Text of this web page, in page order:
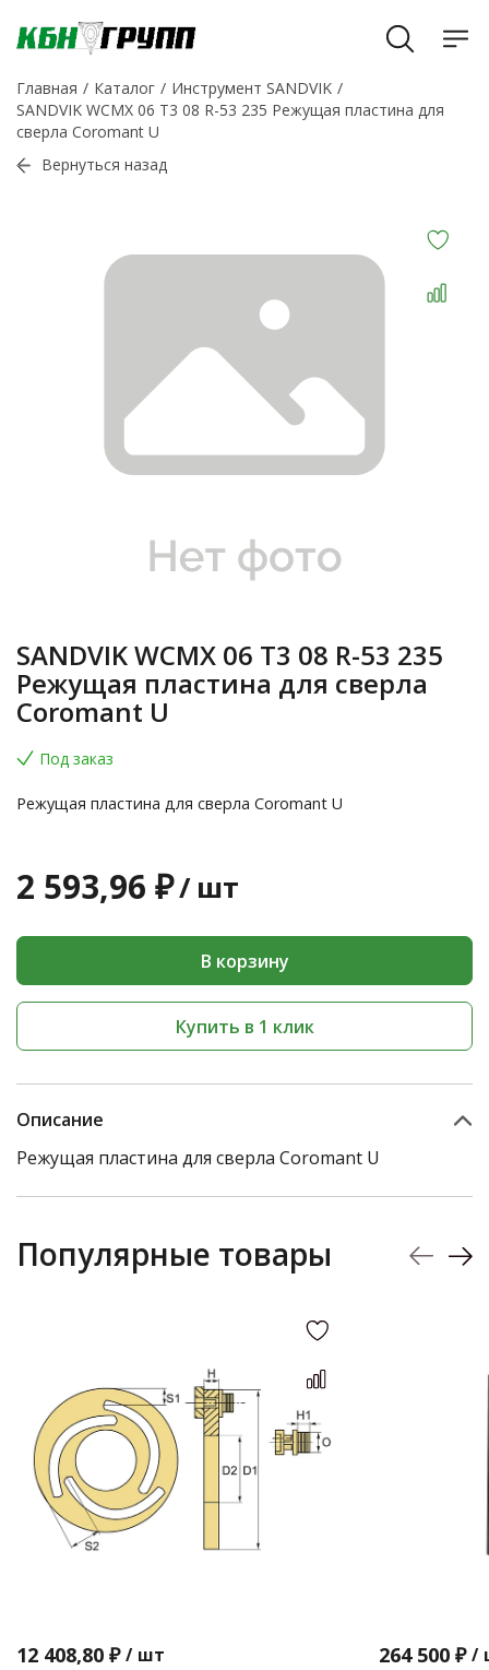
Главная Каталог
Инструмент SANDVIK
SANDVIK WCMX 06 T3 08 R-53 235 Режущая пластина для
сверла Coromant U
Вернуться назад
SANDVIK WCMX 06 T3 08 R-53 235
Режущая пластина для сверла
Coromant U
Под заказ
Режущая пластина для сверла Coromant U
2 593,96 ₽/ шт
В корзину
Купить в 1 клик
Описание
Режущая пластина для сверла Coromant U
Популярные товары
12 408,80 ₽ / шт 264 500 ₽ /